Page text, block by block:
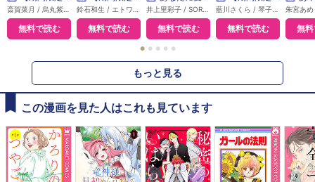
無料で読む 無料で読む 無料で読む 無料で読む 無
● ● ● ● ●
もっと見る
この漫画を見た人はこれも見ています